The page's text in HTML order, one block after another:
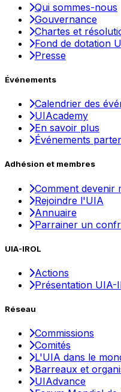
Qui sommes-nous
Gouvernance
Chartes et
Fond de dotation
Presse
Événements
Calendrier des
UIAcademy
En savoir plus
Événements
Adhésion et membres
Comment devenir
Rejoindre l'UIA
Annuaire
Parrainer un
UIA-IROL
Actions
Présentation UIA-
Réseau
Commissions
Comités
L'UIA dans le
Barreaux et
UIAdvance